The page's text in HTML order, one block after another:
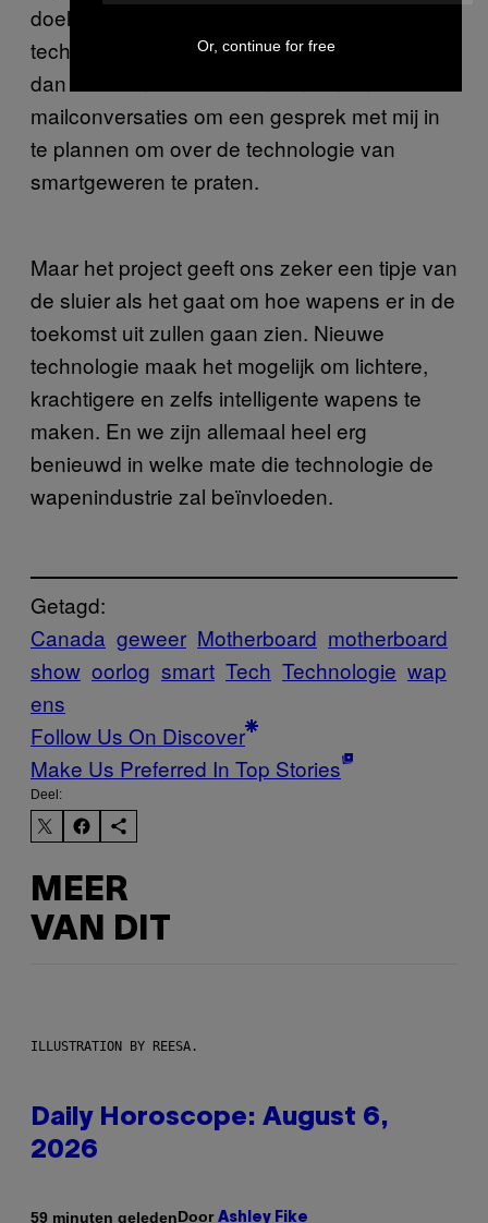
doelstellingen om alle beschikbare
technologie uit te testen. Het kostte het leger
dan ook een volle twee maanden en acht
mailconversaties om een gesprek met mij in
te plannen om over de technologie van
smartgeweren te praten.
Maar het project geeft ons zeker een tipje van
de sluier als het gaat om hoe wapens er in de
toekomst uit zullen gaan zien. Nieuwe
technologie maak het mogelijk om lichtere,
krachtigere en zelfs intelligente wapens te
maken. En we zijn allemaal heel erg
benieuwd in welke mate die technologie de
wapenindustrie zal beïnvloeden.
Getagd:
Canada geweer Motherboard motherboard
show oorlog smart Tech Technologie wap
ens
Follow Us On Discover
Make Us Preferred In Top Stories
Deel:
MEER
VAN DIT
ILLUSTRATION BY REESA.
Daily Horoscope: August 6,
2026
59 minuten geledenDoor Ashley Fike
Or, continue for free